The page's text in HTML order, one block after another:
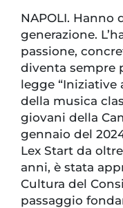
NAPOLI. Hanno
generazione.
passione,
diventa sempre
legge
della musica
giovani della
gennaio del
Lex Start da
anni, è stata
Cultura del
passaggio